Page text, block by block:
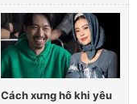
Cách xưng hô khi yêu